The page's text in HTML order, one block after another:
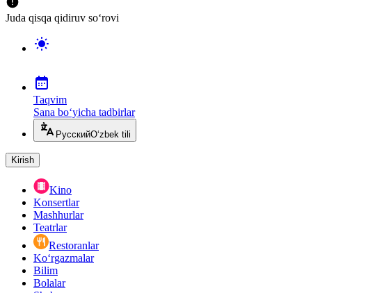
Juda qisqa qidiruv so‘rovi
Taqvim
Sana bo‘yicha tadbirlar
РусскийO‘zbek tili
Kirish
Kino
Konsertlar
Mashhurlar
Teatrlar
Restoranlar
Ko‘rgazmalar
Bilim
Bolalar